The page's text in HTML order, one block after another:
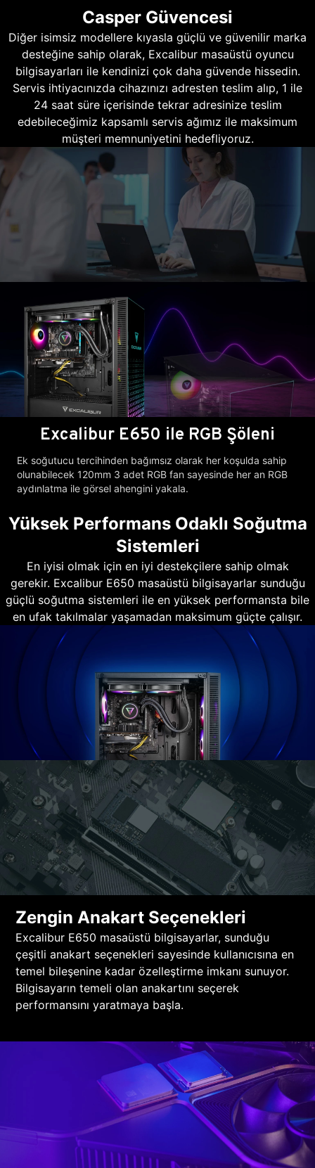
Casper Güvencesi
Diğer isimsiz modellere kıyasla güçlü ve güvenilir marka
desteğine sahip olarak, Excalibur masaüstü oyuncu
bilgisayarları ile kendinizi çok daha güvende hissedin.
Servis ihtiyacınızda cihazınızı adresten teslim alıp, 1 ile
24 saat süre içerisinde tekrar adresinize teslim
edebileceğimiz kapsamlı servis ağımız ile maksimum
müşteri memnuniyetini hedefliyoruz.
Excalibur E650 ile RGB Şöleni
Ek soğutucu tercihinden bağımsız olarak her koşulda sahip
olunabilecek 120mm 3 adet RGB fan sayesinde her an RGB
aydınlatma ile görsel ahengini yakala.
Yüksek Performans Odaklı Soğutma
Sistemleri
En iyisi olmak için en iyi destekçilere sahip olmak
gerekir. Excalibur E650 masaüstü bilgisayarlar sunduğu
güçlü soğutma sistemleri ile en yüksek performansta bile
en ufak takılmalar yaşamadan maksimum güçte çalışır.
Zengin Anakart Seçenekleri
Excalibur E650 masaüstü bilgisayarlar, sunduğu
çeşitli anakart seçenekleri sayesinde kullanıcısına en
temel bileşenine kadar özelleştirme imkanı sunuyor.
Bilgisayarın temeli olan anakartını seçerek
performansını yaratmaya başla.